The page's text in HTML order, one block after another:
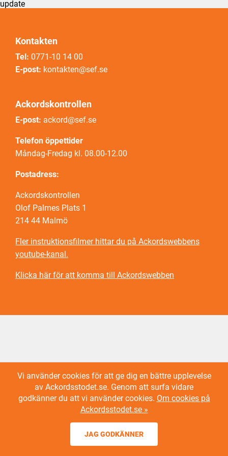
update
Kontakten
Tel: 0771-10 14 00
E-post: kontakten@sef.se
Ackordskontrollen
E-post: ackord@sef.se
Telefon öppettider
Måndag-Fredag kl. 08.00-12.00
Postadress:
Ackordskontrollen
Olof Palmes Plats 1
214 44 Malmö
Fler instruktionsfilmer hittar du på Ackordswebbens
youtube-kanal.
Klicka här för att komma till Ackordswebben
Vi använder cookies för att ge dig en bättre upplevelse
av Ackordsstodet.se. Genom att surfa vidare
godkänner du att vi använder cookies. Om cookies på
Ackordsstodet.se »
JAG GODKÄNNER